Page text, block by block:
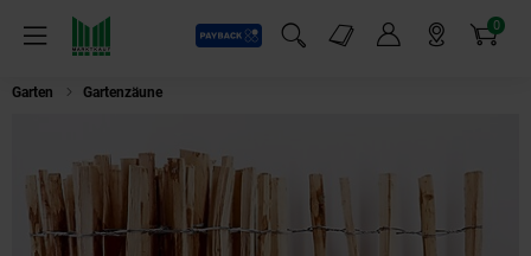
Menü
Payback
Suchfeld einblenden
Markt-Angebote 0
Artikel
Garten Gartenzäune